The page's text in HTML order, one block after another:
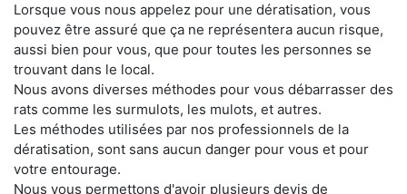
Lorsque vous nous appelez pour une dératisation, vous
pouvez être assuré que ça ne représentera aucun risque,
aussi bien pour vous, que pour toutes les personnes se
trouvant dans le local.
Nous avons diverses méthodes pour vous débarrasser des
rats comme les surmulots, les mulots, et autres.
Les méthodes utilisées par nos professionnels de la
dératisation, sont sans aucun danger pour vous et pour
votre entourage.
Nous vous permettons d'avoir plusieurs devis de